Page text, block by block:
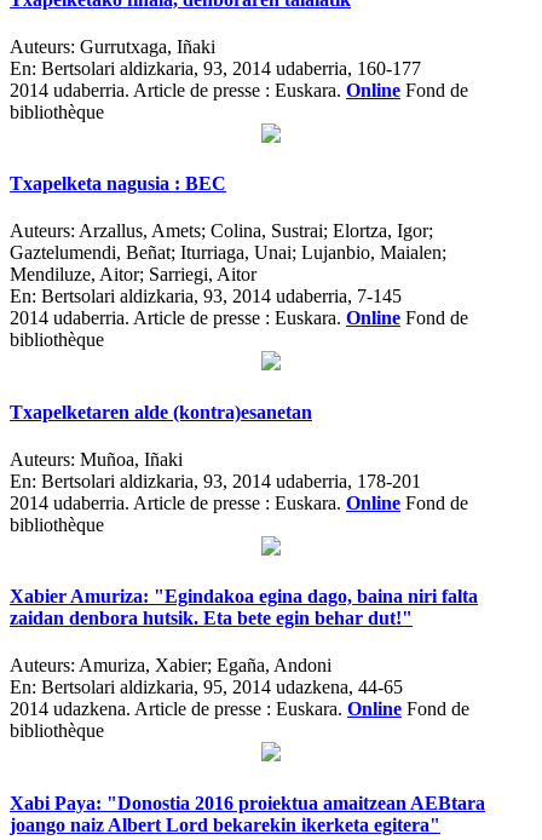
Auteurs: Gurrutxaga, Iñaki
En: Bertsolari aldizkaria, 93, 2014 udaberria, 160-177
2014 udaberria. Article de presse : Euskara. Online Fond de
bibliothèque
Txapelketa nagusia : BEC
Auteurs: Arzallus, Amets; Colina, Sustrai; Elortza, Igor;
Gaztelumendi, Beñat; Iturriaga, Unai; Lujanbio, Maialen;
Mendiluze, Aitor; Sarriegi, Aitor
En: Bertsolari aldizkaria, 93, 2014 udaberria, 7-145
2014 udaberria. Article de presse : Euskara. Online Fond de
bibliothèque
Txapelketaren alde (kontra)esanetan
Auteurs: Muñoa, Iñaki
En: Bertsolari aldizkaria, 93, 2014 udaberria, 178-201
2014 udaberria. Article de presse : Euskara. Online Fond de
bibliothèque
Xabier Amuriza: "Egindakoa egina dago, baina niri falta
zaidan denbora hutsik. Eta bete egin behar dut!"
Auteurs: Amuriza, Xabier; Egaña, Andoni
En: Bertsolari aldizkaria, 95, 2014 udazkena, 44-65
2014 udazkena. Article de presse : Euskara. Online Fond de
bibliothèque
Xabi Paya: "Donostia 2016 proiektua amaitzean AEBtara
joango naiz Albert Lord bekarekin ikerketa egitera"